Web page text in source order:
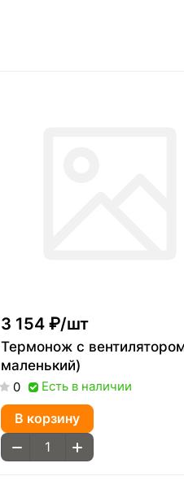
3 154 ₽/шт
Термонож с
маленький)
0 Есть в наличии
В корзину